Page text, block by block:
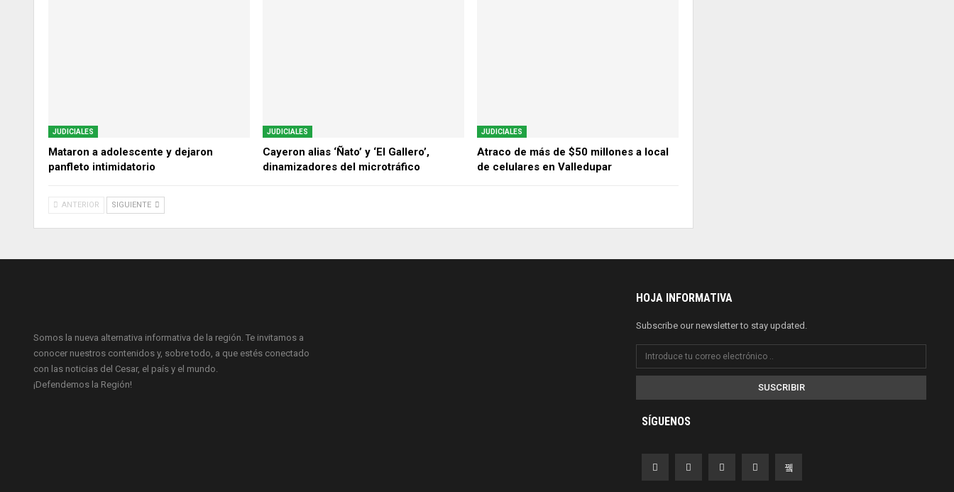
JUDICIALES
Mataron a adolescente y dejaron
panfleto intimidatorio
JUDICIALES
Cayeron alias ‘Ñato’ y ‘El Gallero’,
dinamizadores del microtráfico
JUDICIALES
Atraco de más de $50 millones a local
de celulares en Valledupar
ANTERIOR SIGUIENTE
Somos la nueva alternativa informativa de la región. Te invitamos a
conocer nuestros contenidos y, sobre todo, a que estés conectado
con las noticias del Cesar, el país y el mundo.
¡Defendemos la Región!
HOJA INFORMATIVA
Subscribe our newsletter to stay updated.
SUSCRIBIR
SÍGUENOS